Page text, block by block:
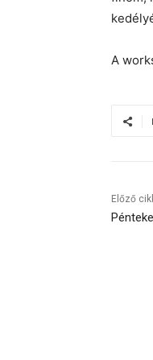
A
Előző